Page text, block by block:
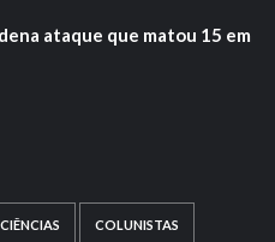
ataque que matou 15 em
CIÊNCIAS COLUNISTAS